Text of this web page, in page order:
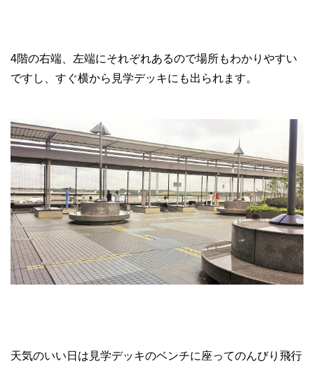
4階の右端、左端にそれぞれあるので場所もわかりやすい
ですし、すぐ横から見学デッキにも出られます。
天気のいい日は見学デッキのベンチに座ってのんびり飛行